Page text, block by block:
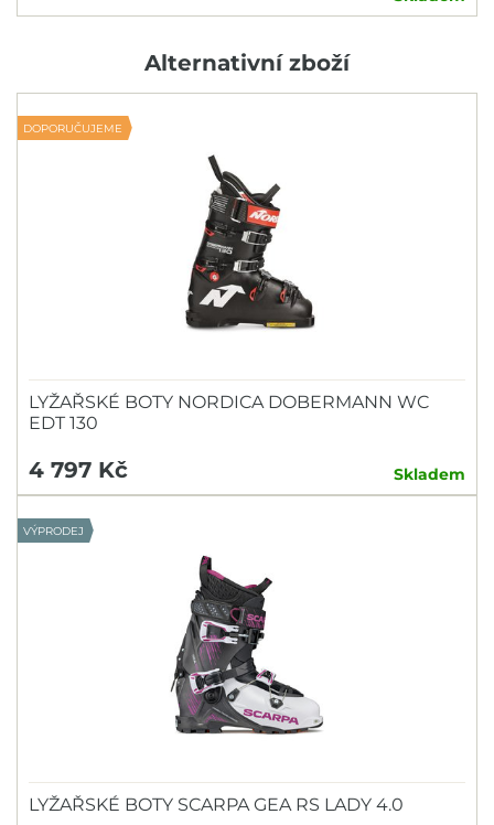
Alternativní zboží
DOPORUČUJEME
LYŽAŘSKÉ BOTY NORDICA DOBERMANN WC
EDT 130
4 797 Kč Skladem
VÝPRODEJ
LYŽAŘSKÉ BOTY SCARPA GEA RS LADY 4.0